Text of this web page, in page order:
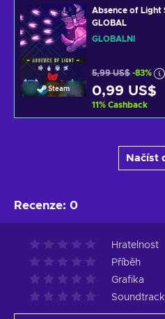
Steam
Absence of Light
GLOBAL
GLOBÁLNÍ
5,99 US$ -83%
0,99 US$
11% Cashback
Načíst
Recenze: 0
Hratelnost
Příběh
Grafika
Soundtrack